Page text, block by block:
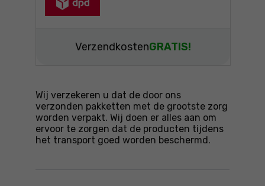
VerzendkostenGRATIS!
Wij verzekeren u dat de door ons
verzonden pakketten met de grootste zorg
worden verpakt. Wij doen er alles aan om
ervoor te zorgen dat de producten tijdens
het transport goed worden beschermd.